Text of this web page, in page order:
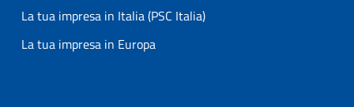
La tua impresa in Italia (PSC Italia)
La tua impresa in Europa